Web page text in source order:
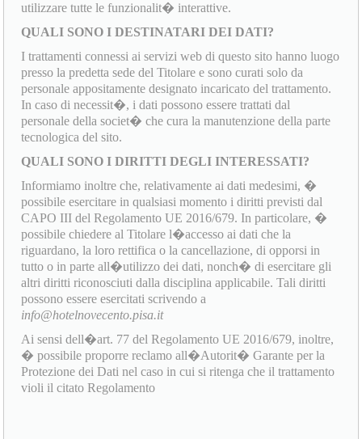
utilizzare tutte le funzionalit� interattive.
QUALI SONO I DESTINATARI DEI DATI?
I trattamenti connessi ai servizi web di questo sito hanno luogo
presso la predetta sede del Titolare e sono curati solo da
personale appositamente designato incaricato del trattamento.
In caso di necessit�, i dati possono essere trattati dal
personale della societ� che cura la manutenzione della parte
tecnologica del sito.
QUALI SONO I DIRITTI DEGLI INTERESSATI?
Informiamo inoltre che, relativamente ai dati medesimi, �
possibile esercitare in qualsiasi momento i diritti previsti dal
CAPO III del Regolamento UE 2016/679. In particolare, �
possibile chiedere al Titolare l�accesso ai dati che la
riguardano, la loro rettifica o la cancellazione, di opporsi in
tutto o in parte all�utilizzo dei dati, nonch� di esercitare gli
altri diritti riconosciuti dalla disciplina applicabile. Tali diritti
possono essere esercitati scrivendo a
info@hotelnovecento.pisa.it
Ai sensi dell�art. 77 del Regolamento UE 2016/679, inoltre,
� possibile proporre reclamo all�Autorit� Garante per la
Protezione dei Dati nel caso in cui si ritenga che il trattamento
violi il citato Regolamento